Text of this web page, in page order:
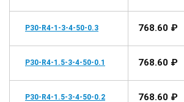
P30-R4-1-3-4-50-0.3 768.60 ₽
P30-R4-1.5-3-4-50-0.1 768.60 ₽
P30-R4-1.5-3-4-50-0.2 768.60 ₽